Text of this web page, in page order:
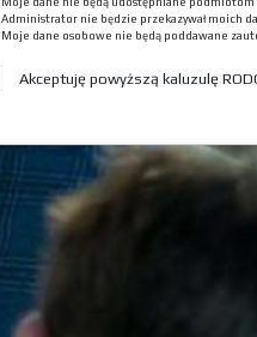
Administrator nie będzie przekazywał moich
Moje dane osobowe nie będą poddawane
Akceptuję powyższą kaluzulę